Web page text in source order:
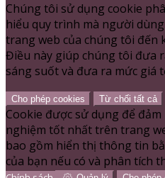
Chúng tôi sử dụng cookie
hiểu quy trình mà người
trang web của chúng tôi đến
Điều này giúp chúng tôi đưa
sáng suốt và đưa ra mức giá
Cho phép cookies Từ chối tất cả
Cookie được sử dụng để
nghiệm tốt nhất trên trang
bao gồm hiển thị thông tin
của bạn nếu có và phân tích